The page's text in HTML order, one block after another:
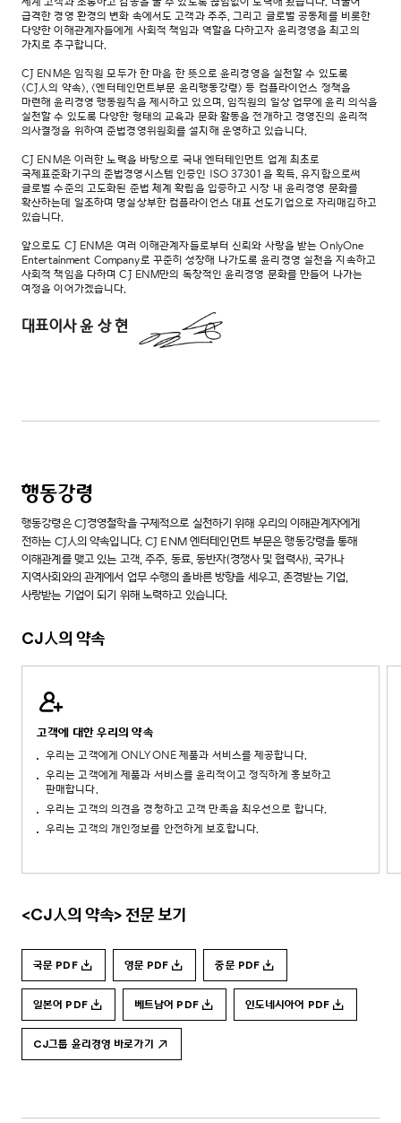
급격한 경영 환경의 변화 속에서도 고객과 주주, 그리고 글로벌 공동체를 비롯한
다양한 이해관계자들에게 사회적 책임과 역할을 다하고자 윤리경영을 최고의
가치로 추구합니다.
CJ ENM은 임직원 모두가 한 마음 한 뜻으로 윤리경영을 실천할 수 있도록
<CJ人의 약속>, <엔터테인먼트부문 윤리행동강령> 등 컴플라이언스 정책을
마련해 윤리경영 행동원칙을 제시하고 있으며, 임직원의 일상 업무에 윤리 의식을
실천할 수 있도록 다양한 형태의 교육과 문화 활동을 전개하고 경영진의 윤리적
의사결정을 위하여 준법경영위원회를 설치해 운영하고 있습니다.
CJ ENM은 이러한 노력을 바탕으로 국내 엔터테인먼트 업계 최초로
국제표준화기구의 준법경영시스템 인증인 ISO 37301을 획득, 유지함으로써
글로벌 수준의 고도화된 준법 체계 확립을 입증하고 시장 내 윤리경영 문화를
확산하는데 일조하며 명실상부한 컴플라이언스 대표 선도기업으로 자리매김하고
있습니다.
앞으로도 CJ ENM은 여러 이해관계자들로부터 신뢰와 사랑을 받는 OnlyOne
Entertainment Company로 꾸준히 성장해 나가도록 윤리경영 실천을 지속하고
사회적 책임을 다하며 CJ ENM만의 독창적인 윤리경영 문화를 만들어 나가는
여정을 이어가겠습니다.
대표이사 윤 상 현
행동강령
행동강령은 CJ경영철학을 구체적으로 실천하기 위해 우리의 이해관계자에게
전하는 CJ人의 약속입니다. CJ ENM 엔터테인먼트 부문은 행동강령을 통해
이해관계를 맺고 있는 고객, 주주, 동료, 동반자(경쟁사 및 협력사), 국가나
지역사회와의 관계에서 업무 수행의 올바른 방향을 세우고, 존경받는 기업,
사랑받는 기업이 되기 위해 노력하고 있습니다.
CJ人의 약속
고객에 대한 우리의 약속
우리는 고객에게 ONLYONE 제품과 서비스를 제공합니다.
우리는 고객에게 제품과 서비스를 윤리적이고 정직하게 홍보하고
판매합니다.
우리는 고객의 의견을 경청하고 고객 만족을 최우선으로 합니다.
우리는 고객의 개인정보를 안전하게 보호합니다.
<CJ人의 약속> 전문 보기
국문 PDF 영문 PDF 중문 PDF
일본어 PDF 베트남어 PDF 인도네시아어 PDF
CJ그룹 윤리경영 바로가기